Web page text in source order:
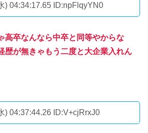
) 04:34:17.65 ID:npFlqyYN0
高卒なんなら中卒と同等やからな
歴が無きゃもう二度と大企業入れん
) 04:37:44.26 ID:V+cjRrxJ0